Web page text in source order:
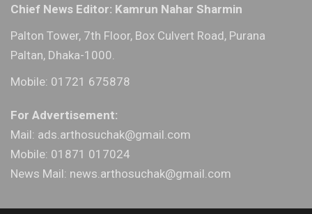
Chief News Editor: Kamrun Nahar Sharmin
Palton Tower, 7th Floor, Box Culvert Road, Purana
Paltan, Dhaka-1000.
Mobile: 01721 675878
For Advertisement:
Mail: ads.arthosuchak@gmail.com
Mobile: 01871 017024
News Mail: news.arthosuchak@gmail.com